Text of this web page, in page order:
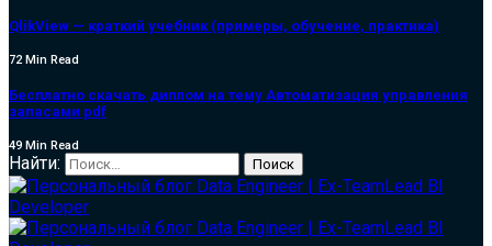
QlikView — краткий учебник (примеры, обучение, практика)
72 Min Read
Бесплатно скачать диплом на тему Автоматизация управления
запасами pdf
49 Min Read
Найти: